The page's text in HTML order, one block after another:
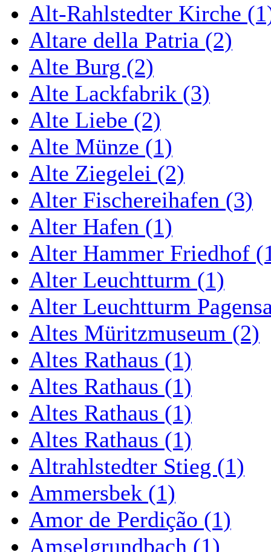
Alt-Rahlstedter Kirche
Altare della Patria (2)
Alte Burg (2)
Alte Lackfabrik (3)
Alte Liebe (2)
Alte Münze (1)
Alte Ziegelei (2)
Alter Fischereihafen (3)
Alter Hafen (1)
Alter Hammer Friedhof
Alter Leuchtturm (1)
Alter Leuchtturm
Altes Müritzmuseum (2)
Altes Rathaus (1)
Altes Rathaus (1)
Altes Rathaus (1)
Altes Rathaus (1)
Altrahlstedter Stieg (1)
Ammersbek (1)
Amor de Perdição (1)
Amselgrundbach (1)